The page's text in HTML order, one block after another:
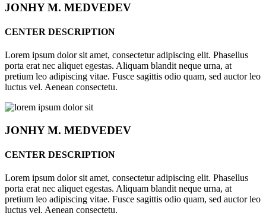
JONHYM. MEDVEDEV
CENTER DESCRIPTION
Lorem ipsum dolor sit amet, consectetur adipiscing elit. Phasellus
porta erat nec aliquet egestas. Aliquam blandit neque urna, at
pretium leo adipiscing vitae. Fusce sagittis odio quam, sed auctor leo
luctus vel. Aenean consectetu.
JONHYM. MEDVEDEV
CENTER DESCRIPTION
Lorem ipsum dolor sit amet, consectetur adipiscing elit. Phasellus
porta erat nec aliquet egestas. Aliquam blandit neque urna, at
pretium leo adipiscing vitae. Fusce sagittis odio quam, sed auctor leo
luctus vel. Aenean consectetu.